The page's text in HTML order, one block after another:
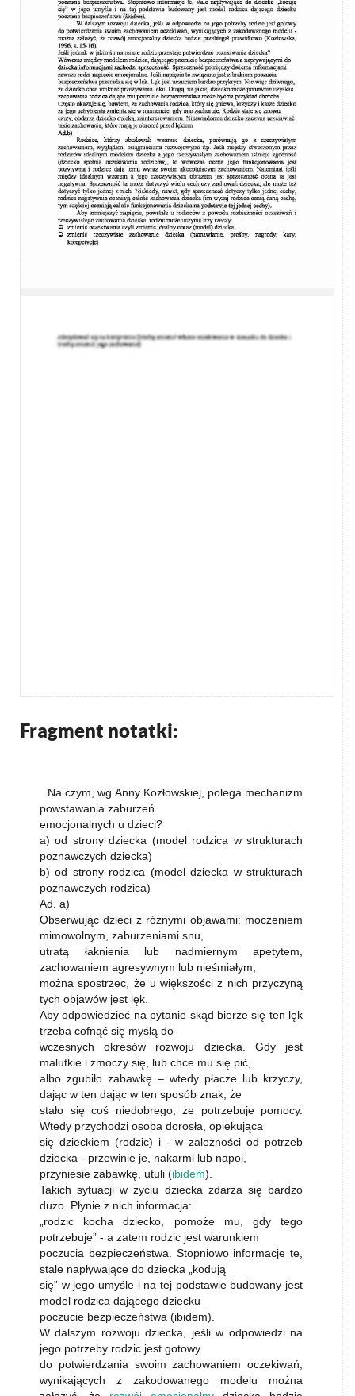
Fragment notatki:
Na czym, wg Anny Kozłowskiej, polega mechanizm
powstawania zaburzeń
emocjonalnych u dzieci?
a) od strony dziecka (model rodzica w strukturach
poznawczych dziecka)
b) od strony rodzica (model dziecka w strukturach
poznawczych rodzica)
Ad. a)
Obserwując dzieci z różnymi objawami: moczeniem
mimowolnym, zaburzeniami snu,
utratą łaknienia lub nadmiernym apetytem,
zachowaniem agresywnym lub nieśmiałym,
można spostrzec, że u większości z nich przyczyną
tych objawów jest lęk.
Aby odpowiedzieć na pytanie skąd bierze się ten lęk
trzeba cofnąć się myślą do
wczesnych okresów rozwoju dziecka. Gdy jest
malutkie i zmoczy się, lub chce mu się pić,
albo zgubiło zabawkę – wtedy płacze lub krzyczy,
dając w ten dając w ten sposób znak, że
stało się coś niedobrego, że potrzebuje pomocy.
Wtedy przychodzi osoba dorosła, opiekująca
się dzieckiem (rodzic) i - w zależności od potrzeb
dziecka - przewinie je, nakarmi lub napoi,
przyniesie zabawkę, utuli (ibidem).
Takich sytuacji w życiu dziecka zdarza się bardzo
dużo. Płynie z nich informacja:
„rodzic kocha dziecko, pomoże mu, gdy tego
potrzebuje” - a zatem rodzic jest warunkiem
poczucia bezpieczeństwa. Stopniowo informacje te,
stale napływające do dziecka „kodują
się” w jego umyśle i na tej podstawie budowany jest
model rodzica dającego dziecku
poczucie bezpieczeństwa (ibidem).
W dalszym rozwoju dziecka, jeśli w odpowiedzi na
jego potrzeby rodzic jest gotowy
do potwierdzania swoim zachowaniem oczekiwań,
wynikających z zakodowanego modelu można